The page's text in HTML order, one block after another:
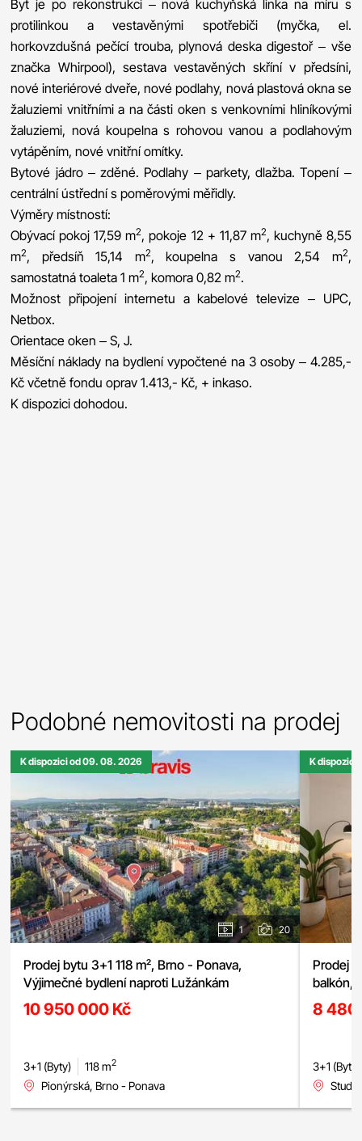
Byt je po rekonstrukci – nová kuchyňská linka na míru s
protilinkou a vestavěnými spotřebiči (myčka, el.
horkovzdušná pečící trouba, plynová deska digestoř – vše
značka Whirpool), sestava vestavěných skříní v předsíni,
nové interiérové dveře, nové podlahy, nová plastová okna se
žaluziemi vnitřními a na části oken s venkovními hliníkovými
žaluziemi, nová koupelna s rohovou vanou a podlahovým
vytápěním, nové vnitřní omítky.
Bytové jádro – zděné. Podlahy – parkety, dlažba. Topení –
centrální ústřední s poměrovými měřidly.
Výměry místností:
Obývací pokoj 17,59 m2, pokoje 12 + 11,87 m2, kuchyně 8,55
m2, předsíň 15,14 m2, koupelna s vanou 2,54 m2,
samostatná toaleta 1 m2, komora 0,82 m2.
Možnost připojení internetu a kabelové televize – UPC,
Netbox.
Orientace oken – S, J.
Měsíční náklady na bydlení vypočtené na 3 osoby – 4.285,-
Kč včetně fondu oprav 1.413,- Kč, + inkaso.
K dispozici dohodou.
Podobné nemovitosti na prodej
K dispozici od 09. 08. 2026
1 20
Prodej bytu 3+1 118 m², Brno - Ponava,
Výjimečné bydlení naproti Lužánkám
10 950 000 Kč
3+1 (Byty) 118 m2
Pionýrská, Brno - Ponava
K dispozici
Prodej bytu 3+1, ulice
balkón,
8 480
3+1 (Byty)